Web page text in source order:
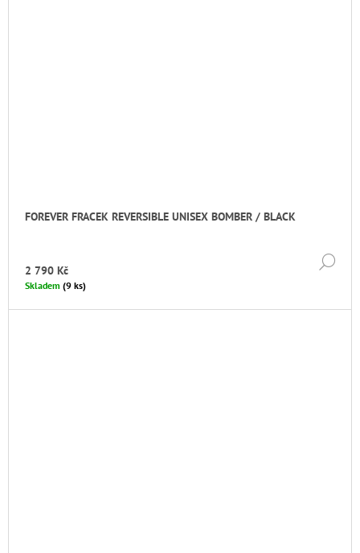
FOREVER FRACEK REVERSIBLE UNISEX BOMBER / BLACK
2 790 Kč
Skladem (9 ks)